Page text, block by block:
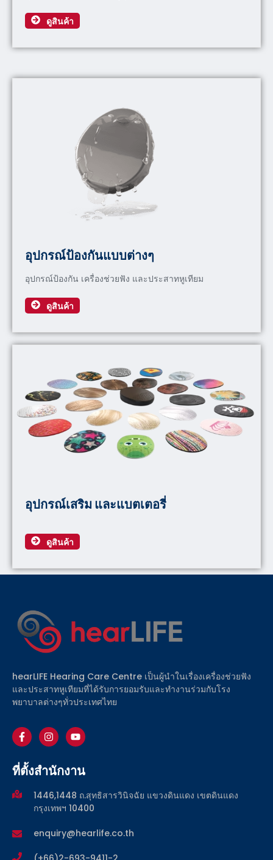
ดูสินค้า
อุปกรณ์ป้องกันแบบต่างๆ
อุปกรณ์ป้องกัน เครื่องช่วยฟัง และประสาทหูเทียม
ดูสินค้า
อุปกรณ์เสริม และแบตเตอรี่
ดูสินค้า
hearLIFE Hearing Care Centre เป็นผู้นำในเรื่องเครื่องช่วยฟัง
และประสาทหูเทียมที่ได้รับการยอมรับและทำงานร่วมกับโรง
พยาบาลต่างๆทั่วประเทศไทย
ที่ตั้งสำนักงาน
1446,1448 ถ.สุทธิสารวินิจฉัย แขวงดินแดง เขตดินแดง
กรุงเทพฯ 10400
enquiry@hearlife.co.th